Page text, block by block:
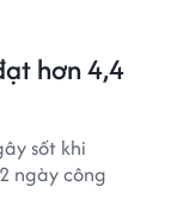
hơn 4,4
sốt khi
ngày công